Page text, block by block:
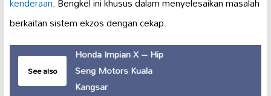
berkaitan sistem ekzos dengan cekap.
See also
Honda Impian X – Hip
Seng Motors Kuala
Kangsar